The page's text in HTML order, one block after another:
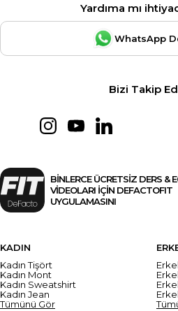
Yardıma mı
WhatsApp
Bizi Takip
BİNLERCE ÜCRETSİZ DERS &
VİDEOLARI İÇİN DEFACTOFIT
UYGULAMASINI
KADIN
Kadın Tişört
Kadın Mont
Kadın Sweatshirt
Kadın Jean
Tümünü Gör